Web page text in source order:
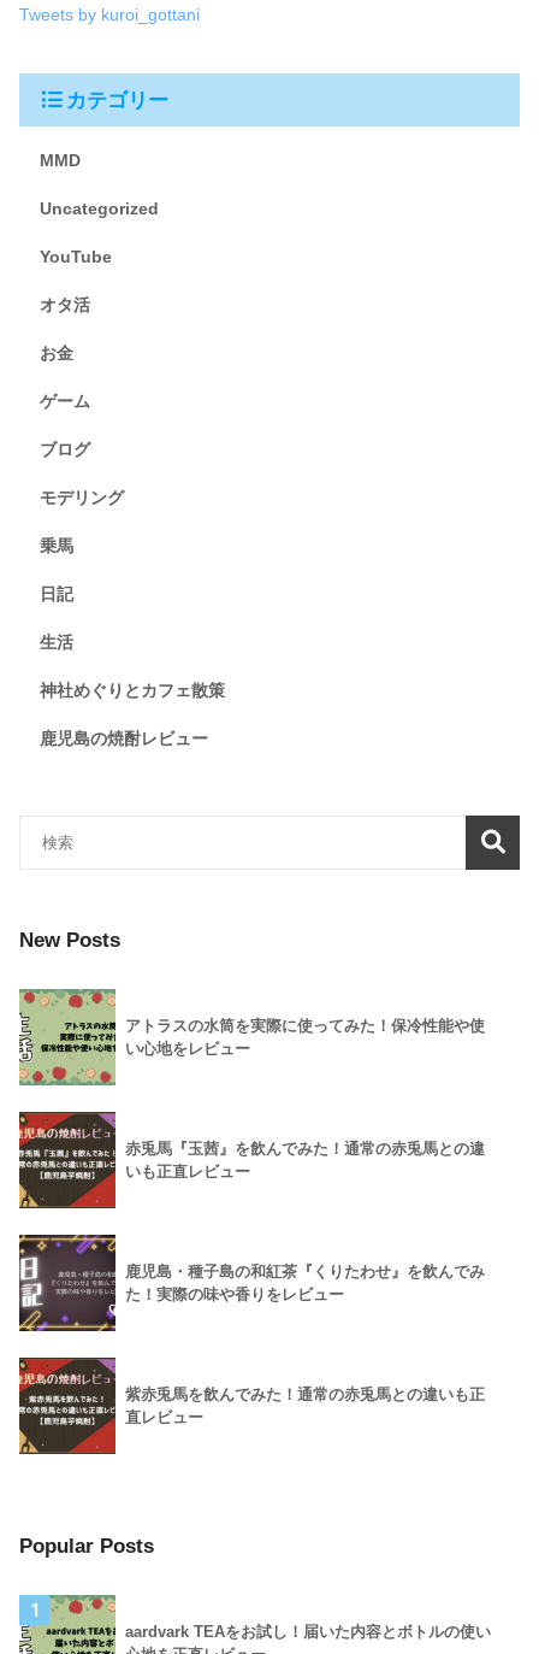
Tweets by kuroi_gottani
カテゴリー
MMD
Uncategorized
YouTube
オタ活
お金
ゲーム
ブログ
モデリング
乗馬
日記
生活
神社めぐりとカフェ散策
鹿児島の焼酎レビュー
New Posts
アトラスの水筒を実際に使ってみた！保冷性能や使
い心地をレビュー
赤兎馬『玉茜』を飲んでみた！通常の赤兎馬との違
いも正直レビュー
鹿児島・種子島の和紅茶『くりたわせ』を飲んでみ
た！実際の味や香りをレビュー
紫赤兎馬を飲んでみた！通常の赤兎馬との違いも正
直レビュー
Popular Posts
1
aardvark TEAをお試し！届いた内容とボトルの使い